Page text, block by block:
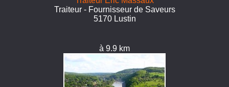
Traiteur - Fournisseur de Saveurs
5170 Lustin
à 9.9 km